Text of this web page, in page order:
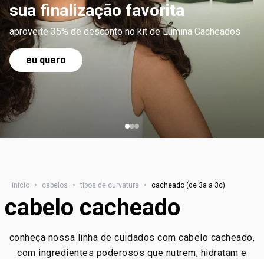
sua finalização favorita
aproveite 35% de desconto no kit de Lumina Cacheados
eu quero
início • cabelos • tipos de curvatura​ • cacheado (de 3a a 3c)
cabelo cacheado
conheça nossa linha de cuidados com cabelo cacheado,
com ingredientes poderosos que nutrem, hidratam e